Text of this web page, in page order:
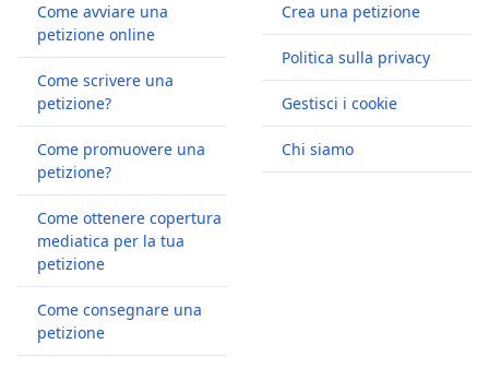
Come avviare una
petizione online
Come scrivere una
petizione?
Come promuovere una
petizione?
Come ottenere copertura
mediatica per la tua
petizione
Come consegnare una
petizione
Crea una petizione
Politica sulla privacy
Gestisci i cookie
Chi siamo